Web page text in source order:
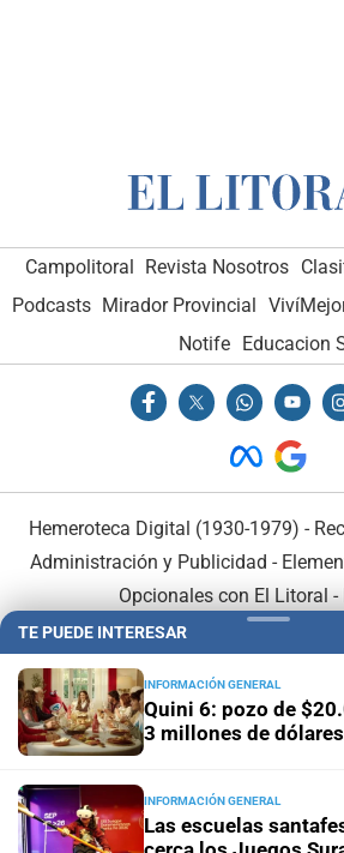
Campolitoral Revista Nosotros
Podcasts Mirador Provincial
Notife Educacion
Hemeroteca Digital (1930-1979) -
Administración y Publicidad -
Opcionales con El Litoral -
En Asociación con:
TE PUEDE INTERESAR
INFORMACIÓN GENERAL
Quini 6: pozo de
3 millones de
INFORMACIÓN GENERAL
Las escuelas